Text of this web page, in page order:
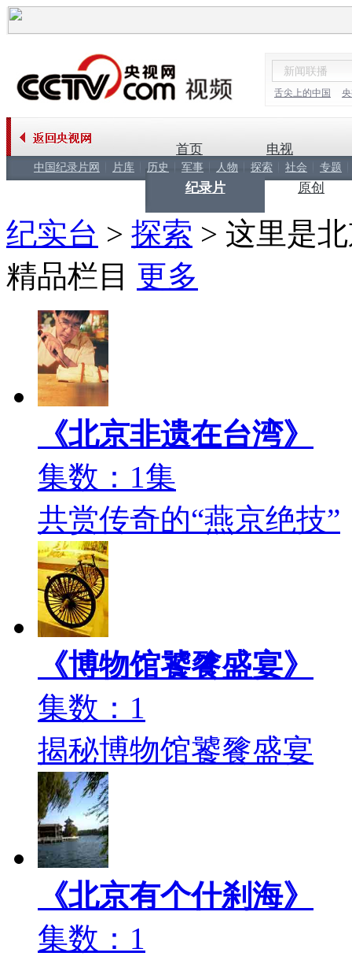
舌尖上的中国
首页 电视
纪录片
中国纪录片网 片库 历史 军事 人物 探索 社会 专题
原创
纪实台 > 探索 > 这里是
精品栏目 更多
《北京非遗在台湾》
集数：1集
共赏传奇的“燕京绝技”
《博物馆饕餮盛宴》
集数：1
揭秘博物馆饕餮盛宴
《北京有个什刹海》
集数：1